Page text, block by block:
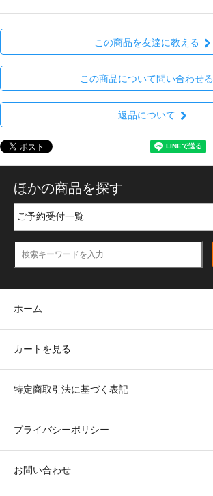
この商品を友達に教える
この商品について問い合わせる
返品について
ほかの商品を探す
ホーム
カートを見る
特定商取引法に基づく表記
プライバシーポリシー
お問い合わせ